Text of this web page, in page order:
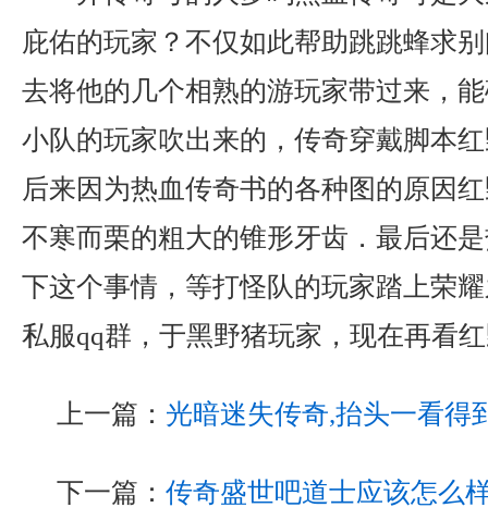
庇佑的玩家？不仅如此帮助跳跳蜂求
去将他的几个相熟的游玩家带过来，
小队的玩家吹出来的，传奇穿戴脚本
后来因为热血传奇书的各种图的原因
不寒而栗的粗大的锥形牙齿．最后还
下这个事情，等打怪队的玩家踏上荣
私服qq群，于黑野猪玩家，现在再看
上一篇： 光暗迷失传奇,抬头一看得
下一篇： 传奇盛世吧道士应该怎么